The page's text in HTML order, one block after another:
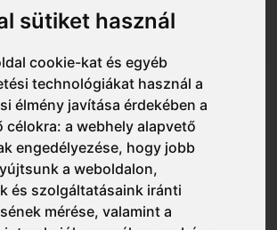
sütiket használ
cookie-kat és egyéb
technológiákat használ a
élmény javítása érdekében a
célokra:a webhely alapvető
engedélyezése, hogy jobb
a weboldalon,
és szolgáltatásaink iránti
mérése, valamint a
nézet Egyszerű nézet
Skechers Squad
Parley munkacipő OB